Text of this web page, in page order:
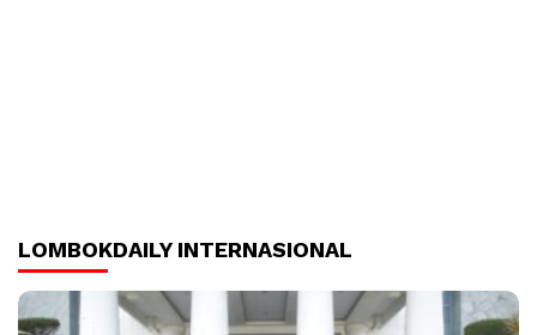
LOMBOKDAILY INTERNASIONAL